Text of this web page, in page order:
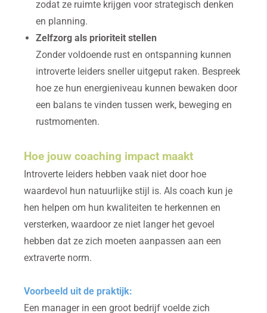
zodat ze ruimte krijgen voor strategisch denken
en planning.
Zelfzorg als prioriteit stellen
Zonder voldoende rust en ontspanning kunnen
introverte leiders sneller uitgeput raken. Bespreek
hoe ze hun energieniveau kunnen bewaken door
een balans te vinden tussen werk, beweging en
rustmomenten.
Hoe jouw coaching impact maakt
Introverte leiders hebben vaak niet door hoe
waardevol hun natuurlijke stijl is. Als coach kun je
hen helpen om hun kwaliteiten te herkennen en
versterken, waardoor ze niet langer het gevoel
hebben dat ze zich moeten aanpassen aan een
extraverte norm.
Voorbeeld uit de praktijk:
Een manager in een groot bedrijf voelde zich